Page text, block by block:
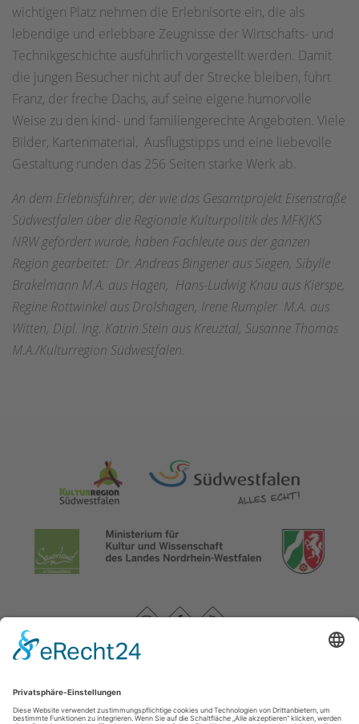
wichtigen Platz nehmen die Erlebnisorte ein, die als
lebendige und erlebbare Zeugnisse der Wirtschafts- und
Technikgeschichte ausführlich vorgestellt werden. Damit
die jungen Besucher nicht auf der Strecke bleiben, führt
Franz, der freche Dachs, auf seine eigene humorvolle
Weise zu den kind- und familiengerechte Angeboten. Viele
Bilder, Kartenmaterial, Ausflugstipps und eine liebevolle
Gestaltung runden das 256 Seiten starke Werk ab.
An dem Erlebnisführer, der wie das Gesamtprojekt Eisenstraße
Südwestfalen über die Regionale Kulturpolitik des MFKJKS
NRW gefördert wurde, haben Fachleute aus der ganzen
Region gearbeitet: Dr. Andreas Bingener aus Siegen, Sibylle
Brakelmann M.A. aus Hagen, Hans-Ludwig Knau aus Kierspe,
Regine Rottwinkel aus Drolshagen, Irene Rumpler M.A. aus
Witten, Dipl. Ing. Katrin Stein aus Kreuztal, Susanne Thomas
M.A./Kulturregion Südwestfalen.
WasserEisenland e. V. c/o FD 40 Kultur und Tourismus des Märkischen Kreises /